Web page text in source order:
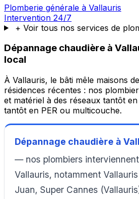
Plomberie générale à Vallauris
Intervention 24/7
+ Voir tous nos services de
Dépannage chaudière à
local
À Vallauris, le bâti mêle maisons
résidences récentes : nos
et matériel à des réseaux tantôt
tantôt en PER ou multicouche.
Dépannage chaudière à
— nos plombiers
Vallauris, notamment
Juan, Super Cannes